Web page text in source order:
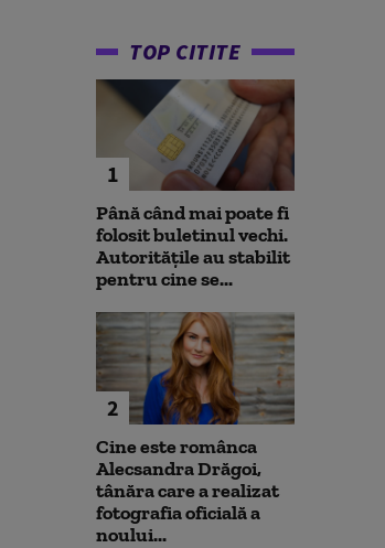
TOP CITITE
1
Până când mai poate fi
folosit buletinul vechi.
Autoritățile au stabilit
pentru cine se...
2
Cine este românca
Alecsandra Drăgoi,
tânăra care a realizat
fotografia oficială a
noului...